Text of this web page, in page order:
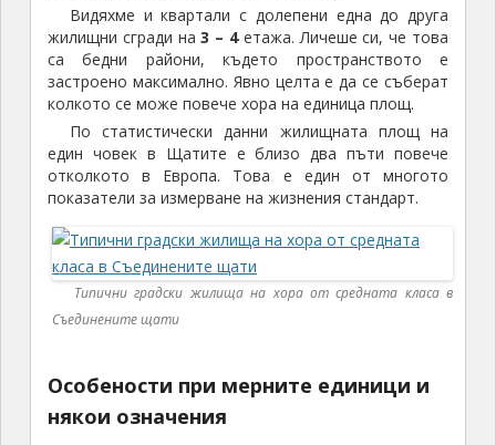
Видяхме и квартали с долепени една до друга
жилищни сгради на3 – 4етажа. Личеше си, че това
са бедни райони, където пространството е
застроено максимално. Явно целта е да се съберат
колкото се може повече хора на единица площ.
По статистически данни жилищната площ на
един човек в Щатите е близо два пъти повече
отколкото в Европа. Това е един от многото
показатели за измерване на жизнения стандарт.
Типични градски жилища на хора от средната класа в
Съединените щати
Особености при мерните единици и
някои означения